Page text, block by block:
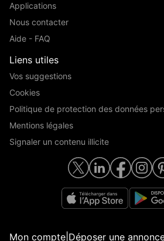
Applications
Nous contacter
Aide - FAQ
Liens utiles
Vos suggestions
Cookies
Politique de protection des données
Mentions légales
Signaler un contenu illicite
Mon compte Déposer une